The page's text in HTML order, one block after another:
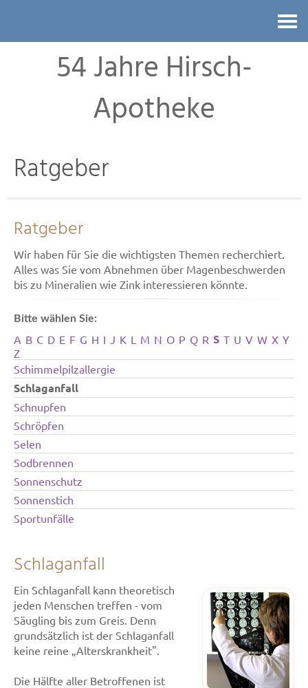
54 Jahre Hirsch-
Apotheke
Ratgeber
Ratgeber
Wir haben für Sie die wichtigsten Themen recherchiert.
Alles was Sie vom Abnehmen über Magenbeschwerden
bis zu Mineralien wie Zink interessieren könnte.
Bitte wählen Sie:
A B C D E F G H I J K L M N O P Q R S T U V W X Y
Z
Schimmelpilzallergie
Schlaganfall
Schnupfen
Schröpfen
Selen
Sodbrennen
Sonnenschutz
Sonnenstich
Sportunfälle
Schlaganfall
Ein Schlaganfall kann theoretisch
jeden Menschen treffen - vom
Säugling bis zum Greis. Denn
grundsätzlich ist der Schlaganfall
keine reine „Alterskrankheit".
Die Hälfte aller Betroffenen ist